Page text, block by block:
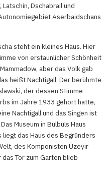
Latschin, Dschabrail und
Aserbaidschans
steht ein kleines Haus. Hier
von erstaunlicher Schönheit
aber das Volk gab
heißt Nachtigall. Der berühmte
der dessen Stimme
im Jahre 1933 gehört hatte,
Nachtigall und das Singen ist
Museum in Bülbüls Haus
das Haus des Begründers
des Komponisten Üzeyir
das Tor zum Garten blieb